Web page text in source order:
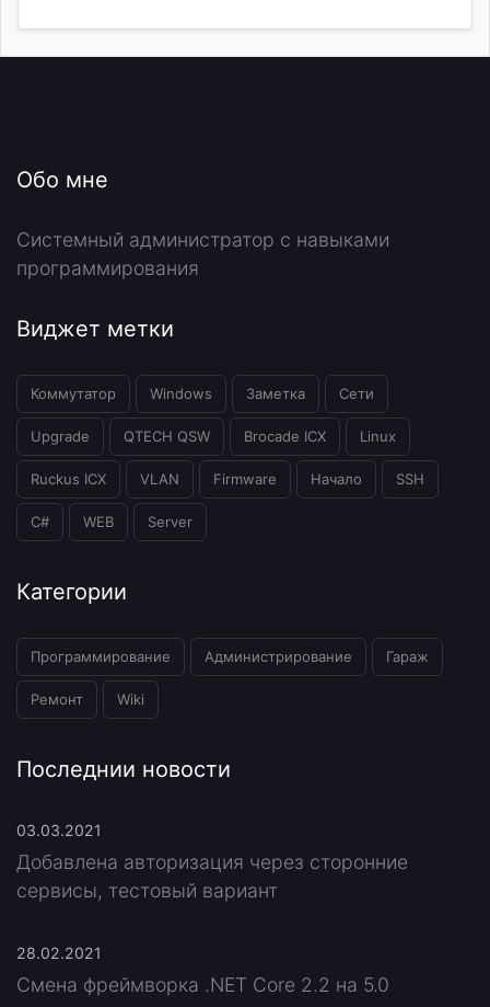
Обо мне
Системный администратор с навыками
программирования
Виджет метки
Коммутатор Windows Заметка Сети
Upgrade QTECH QSW Brocade ICX Linux
Ruckus ICX VLAN Firmware Начало SSH
C# WEB Server
Категории
Программирование Администрирование Гараж
Ремонт Wiki
Последнии новости
03.03.2021
Добавлена авторизация через сторонние
сервисы, тестовый вариант
28.02.2021
Смена фреймворка .NET Core 2.2 на 5.0